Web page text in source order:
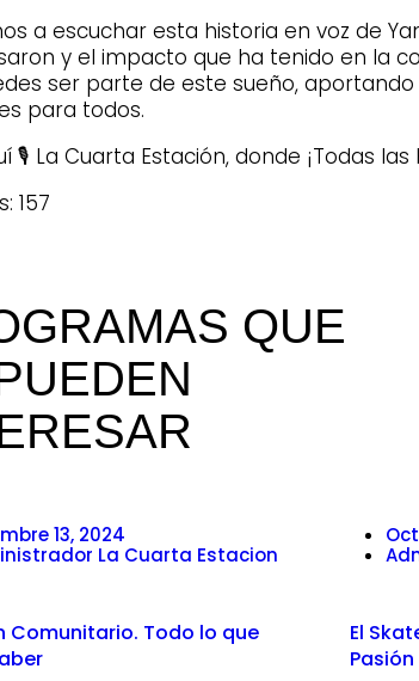
a escuchar esta historia en voz de
y el impacto que ha tenido en la
ser parte de este sueño,
para todos.
🎙️ La Cuarta Estación, donde ¡Todas
157
QUE
13, 2024
La Cuarta Estacion
Comunitario. Todo lo que
El